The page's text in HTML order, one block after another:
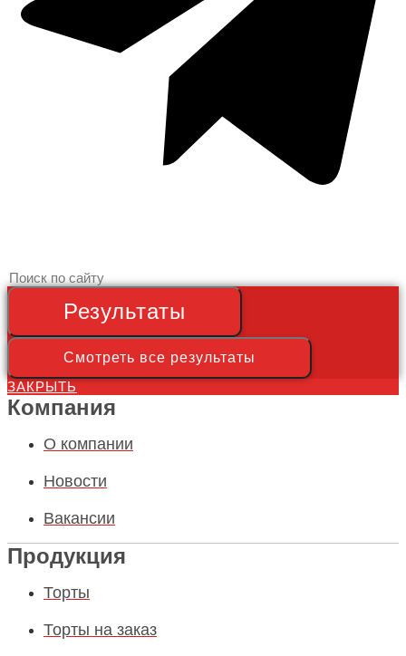
Search
...
Результаты
Смотреть все результаты
ЗАКРЫТЬ
Компания
О компании
Новости
Вакансии
Продукция
Торты
Торты на заказ